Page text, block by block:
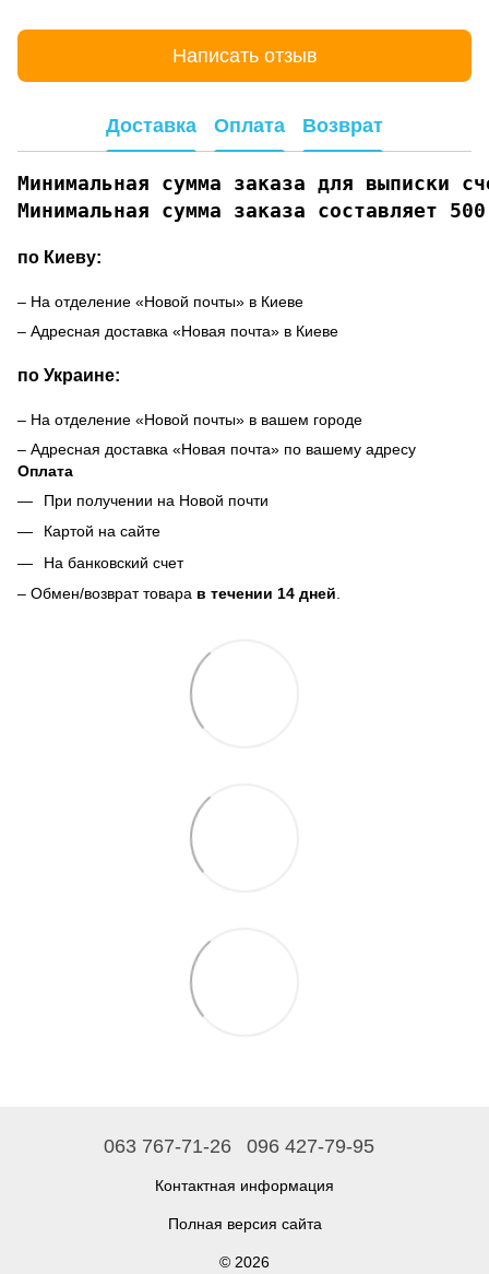
Написать отзыв
Доставка Оплата Возврат
Минимальная сумма заказа для выписки
Минимальная сумма заказа составляет
по Киеву:
– На отделение «Новой почты» в Киеве
– Адресная доставка «Новая почта» в Киеве
по Украине:
– На отделение «Новой почты» в вашем городе
– Адресная доставка «Новая почта» по вашему адресу
Оплата
При получении на Новой почти
Картой на сайте
На банковский счет
– Обмен/возврат товара в течении 14 дней
063 767-71-26 096 427-79-95
Контактная информация
Полная версия сайта
© 2026